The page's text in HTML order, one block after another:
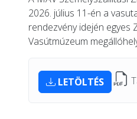
2026. július 11-én a
rendezvény idején egyes
Vasútmúzeum
LETÖLTÉS